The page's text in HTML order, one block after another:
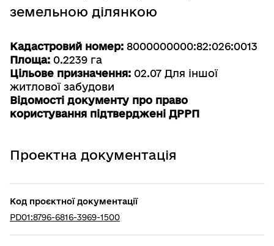
земельною ділянкою
Кадастровий номер: 8000000000:82:026:0013
Площа: 0.2239 га
Цільове призначення: 02.07 Для іншої
житлової забудови
Відомості документу про право
користування підтверджені ДРРП
Проектна документація
Код проєктної документації
PD01:8796-6816-3969-1500